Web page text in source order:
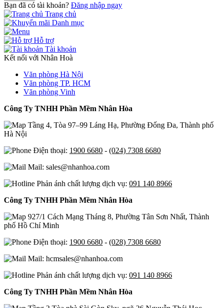
Bạn đã có tài khoản? Đăng nhập ngay
Trang chủ
Danh mục
Hỗ trợ
Tài khoản
Kết nối với Nhân Hoà
Văn phòng Hà Nội
Văn phòng TP. HCM
Văn phòng Vinh
Công Ty TNHH Phần Mềm Nhân Hòa
Tầng 4, Tòa 97–99 Láng Hạ, Phường Đống Đa, Thành phố
Hà Nội
Điện thoại: 1900 6680 - (024) 7308 6680
Mail: sales@nhanhoa.com
Phản ánh chất lượng dịch vụ: 091 140 8966
Công Ty TNHH Phần Mềm Nhân Hòa
927/1 Cách Mạng Tháng 8, Phường Tân Sơn Nhất, Thành
phố Hồ Chí Minh
Điện thoại: 1900 6680 - (028) 7308 6680
Mail: hcmsales@nhanhoa.com
Phản ánh chất lượng dịch vụ: 091 140 8966
Công Ty TNHH Phần Mềm Nhân Hòa